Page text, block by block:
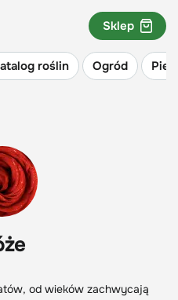
roślin Ogród
Sklep
od wieków zachwycają